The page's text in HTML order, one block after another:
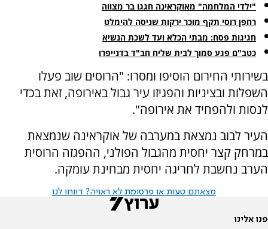
"ילדי המלחמה" מאוקראינה חגגו בר מצווה
רחפן רוסי תקף מוכר ירקות שניסה להימלט
חגיגות פסח: מבתי הכלא ועד לשכת הנשיא
כטב"ם פגע סמוך לבית שליח חב"ד בדנייפרו
בשירותי החירום הוסיפו ומסרו: "הרוסים שוב פעלו
השפלות ובציניות והפגיזו עיר גבול באירופה, זאת בכדי
לנסות ולהפחיד את אירופה".
העיר לבוב נמצאת במערבה של אוקראינה שנמצאת
במרחק קצר יחסית מהגבול הפולני, ההפגזה הרוסית
הערב נחשבת לחריגה יחסית מבחינת עומקה.
מצאתם טעות או פרסומת לא ראויה? דווחו לנו
פנו אלינו